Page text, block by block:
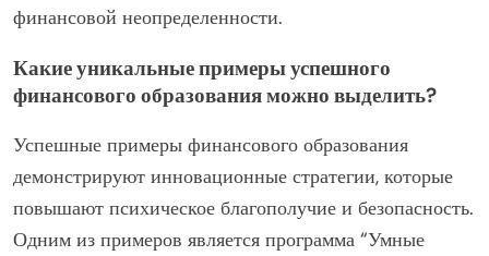
финансовой неопределенности.
Какие уникальные примеры успешного
финансового образования можно выделить?
Успешные примеры финансового образования
демонстрируют инновационные стратегии, которые
повышают психическое благополучие и безопасность.
Одним из примеров является программа “Умные